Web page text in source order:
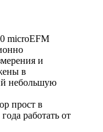
microEFM
и
в
небольшую
прост в
работать от